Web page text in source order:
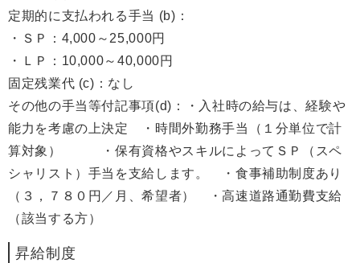
定期的に支払われる手当 (b)：
・ＳＰ：4,000～25,000円
・ＬＰ：10,000～40,000円
固定残業代 (c)：なし
その他の手当等付記事項(d)：・入社時の給与は、経験や
能力を考慮の上決定 ・時間外勤務手当（１分単位で計
算対象） ・保有資格やスキルによってＳＰ（スペ
シャリスト）手当を支給します。 ・食事補助制度あり
（３，７８０円／月、希望者） ・高速道路通勤費支給
（該当する方）
昇給制度